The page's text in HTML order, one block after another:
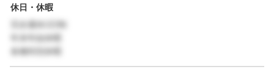
休日・休暇
完全週休2日制
年末年始休暇
各種特別休暇